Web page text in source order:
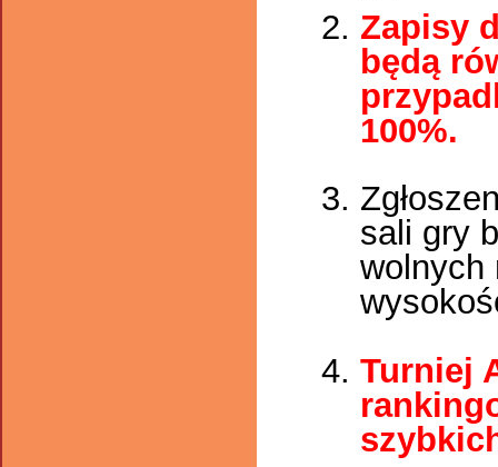
Zapisy
będą
100%.
sali gry
wolnych
Turniej